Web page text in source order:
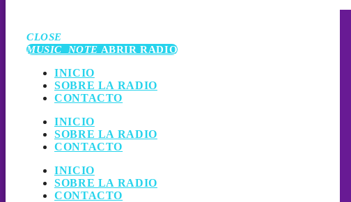
CLOSE
MUSIC_NOTE ABRIR RADIO
INICIO
SOBRE LA RADIO
CONTACTO
INICIO
SOBRE LA RADIO
CONTACTO
INICIO
SOBRE LA RADIO
CONTACTO